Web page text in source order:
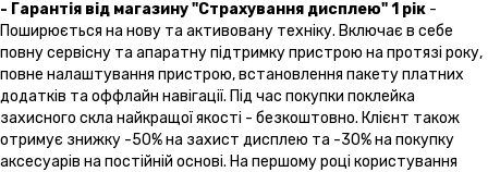
- Гарантія від магазину "Страхування дисплею" 1 рік -
Поширюється на нову та активовану техніку. Включає в себе
повну сервісну та апаратну підтримку пристрою на протязі року,
повне налаштування пристрою, встановлення пакету платних
додатків та оффлайн навігації. Під час покупки поклейка
захисного скла найкращої якості - безкоштовно. Клієнт також
отримує знижку -50% на захист дисплею та -30% на покупку
аксесуарів на постійній основі. На першому році користування